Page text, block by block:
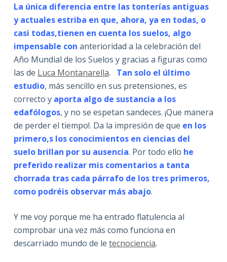
La única diferencia entre las tonterías antiguas
y actuales estriba en que, ahora, ya en todas, o
casi todas,tienen en cuenta los suelos, algo
impensable con anterioridad a la celebración del
Año Mundial de los Suelos y gracias a figuras como
las de Luca Montanarella. Tan solo el último
estudio, más sencillo en sus pretensiones, es
correcto y aporta algo de sustancia a los
edafólogos, y no se espetan sandeces. ¡Que manera
de perder el tiempo!. Da la impresión de que en los
primero,s los conocimientos en ciencias del
suelo brillan por su ausencia. Por todo ello he
preferido realizar mis comentarios a tanta
chorrada tras cada párrafo de los tres primeros,
como podréis observar más abajo.
Y me voy porque me ha entrado flatulencia al
comprobar una vez más como funciona en
descarriado mundo de le tecnociencia.